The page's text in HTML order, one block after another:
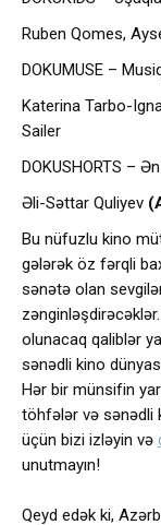
Ruben Qomes,
DOKUMUSE –
Katerina Tarbo-
Sailer
DOKUSHORTS –
Əli-Səttar Quliyev
Bu nüfuzlu kino
gələrək öz fərqli
sənətə olan
olunacaq qaliblər
sənədli kino
Hər bir münsifin
töhfələr və sənədli
üçün bizi izləyin və
unutmayın!
Qeyd edək ki,